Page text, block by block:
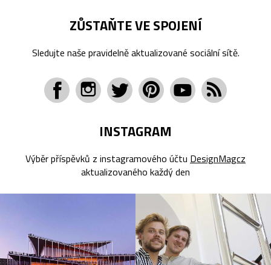
ZŮSTAŇTE VE SPOJENÍ
Sledujte naše pravidelně aktualizované sociální sítě.
INSTAGRAM
Výběr příspěvků z instagramového účtu DesignMagcz
aktualizovaného každý den